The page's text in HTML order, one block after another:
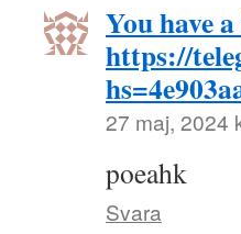
You have
https://
27 maj, 2024
poeahk
Svara